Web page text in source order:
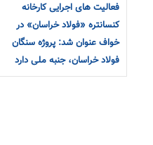
فعالیت های اجرایی کارخانه
کنسانتره «فولاد خراسان» در
خواف عنوان شد: پروژه سنگان
فولاد خراسان، جنبه ملی دارد